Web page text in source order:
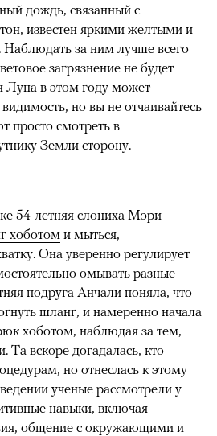
дождь, связанный с
известен яркими желтыми и
за ним лучше всего
загрязнение не будет
Луна в этом году может
но вы не отчаивайтесь
просто смотреть в
Земли сторону.
54-летняя слониха Мэри
хоботом и мыться,
Она уверенно регулирует
омывать разные
подруга Анчали поняла, что
шланг, и намеренно начала
хоботом, наблюдая за тем,
Та вскоре догадалась, кто
но отнеслась к этому
ученые рассмотрели у
навыки, включая
общение с окружающими и